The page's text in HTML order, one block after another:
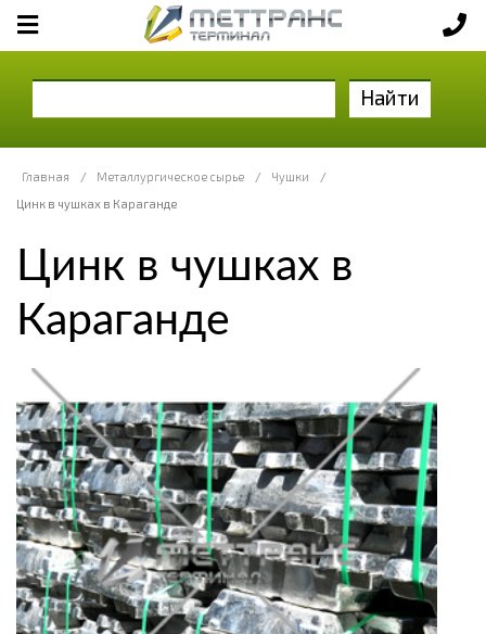
Найти
Главная / Металлургическое сырье / Чушки
/
Цинк в чушках в Караганде
Цинк в чушках в
Караганде